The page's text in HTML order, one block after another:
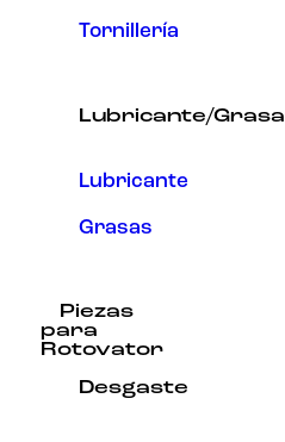
Tornillería
Lubricante/Grasa
Lubricante
Grasas
Piezas
para
Rotovator
Desgaste